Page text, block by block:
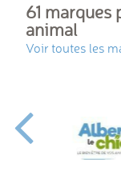
61
animal
Voir toutes les